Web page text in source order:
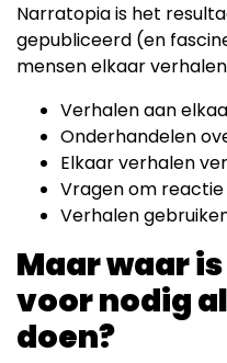
Narratopia is het
gepubliceerd (en
mensen elkaar
Verhalen aan
Onderhandelen
Elkaar verhalen
Vragen om reactie
Verhalen
Maar waar
voor nodig
doen?